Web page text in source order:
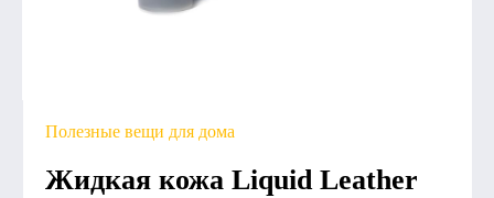
Полезные вещи для дома
Жидкая кожа Liquid Leather